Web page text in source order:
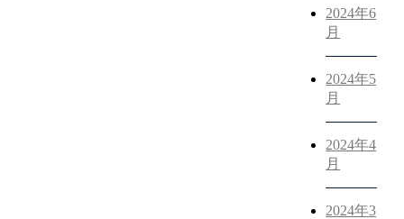
2024年6
月
2024年5
月
2024年4
月
2024年3